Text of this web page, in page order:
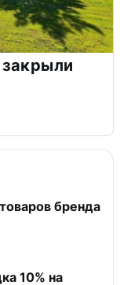
бренда
10% на